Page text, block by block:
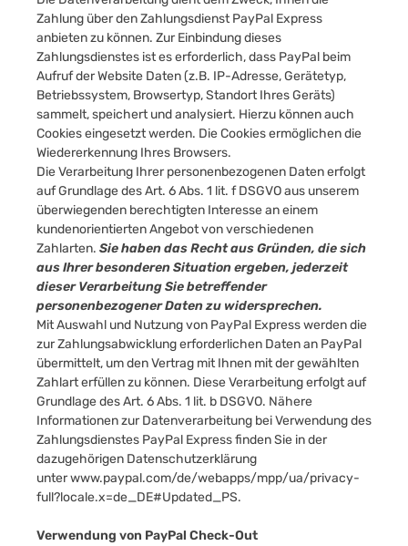
Zahlung über den Zahlungsdienst PayPal Express
anbieten zu können. Zur Einbindung dieses
Zahlungsdienstes ist es erforderlich, dass PayPal beim
Aufruf der Website Daten (z.B. IP-Adresse, Gerätetyp,
Betriebssystem, Browsertyp, Standort Ihres Geräts)
sammelt, speichert und analysiert. Hierzu können auch
Cookies eingesetzt werden. Die Cookies ermöglichen die
Wiedererkennung Ihres Browsers.
Die Verarbeitung Ihrer personenbezogenen Daten erfolgt
auf Grundlage des Art. 6 Abs. 1 lit. f DSGVO aus unserem
überwiegenden berechtigten Interesse an einem
kundenorientierten Angebot von verschiedenen
Zahlarten. Sie haben das Recht aus Gründen, die sich
aus Ihrer besonderen Situation ergeben, jederzeit
dieser Verarbeitung Sie betreffender
personenbezogener Daten zu widersprechen.
Mit Auswahl und Nutzung von PayPal Express werden die
zur Zahlungsabwicklung erforderlichen Daten an PayPal
übermittelt, um den Vertrag mit Ihnen mit der gewählten
Zahlart erfüllen zu können. Diese Verarbeitung erfolgt auf
Grundlage des Art. 6 Abs. 1 lit. b DSGVO. Nähere
Informationen zur Datenverarbeitung bei Verwendung des
Zahlungsdienstes PayPal Express finden Sie in der
dazugehörigen Datenschutzerklärung
unterwww.paypal.com/de/webapps/mpp/ua/privacy-
full?locale.x=de_DE#Updated_PS.
Verwendung von PayPal Check-Out